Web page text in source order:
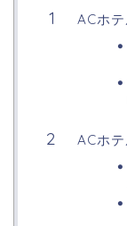
ACホ
ACホ